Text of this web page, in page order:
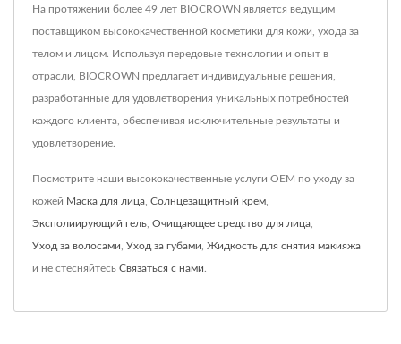
На протяжении более 49 лет BIOCROWN является ведущим
поставщиком высококачественной косметики для кожи, ухода за
телом и лицом. Используя передовые технологии и опыт в
отрасли, BIOCROWN предлагает индивидуальные решения,
разработанные для удовлетворения уникальных потребностей
каждого клиента, обеспечивая исключительные результаты и
удовлетворение.
Посмотрите наши высококачественные услуги OEM по уходу за
кожей Маска для лица, Солнцезащитный крем,
Эксполиирующий гель, Очищающее средство для лица,
Уход за волосами, Уход за губами, Жидкость для снятия макияжа
и не стесняйтесь Связаться с нами.